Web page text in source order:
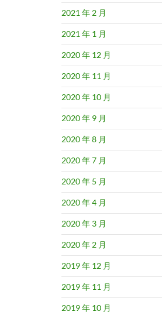
2021 年 2 月
2021 年 1 月
2020 年 12 月
2020 年 11 月
2020 年 10 月
2020 年 9 月
2020 年 8 月
2020 年 7 月
2020 年 5 月
2020 年 4 月
2020 年 3 月
2020 年 2 月
2019 年 12 月
2019 年 11 月
2019 年 10 月